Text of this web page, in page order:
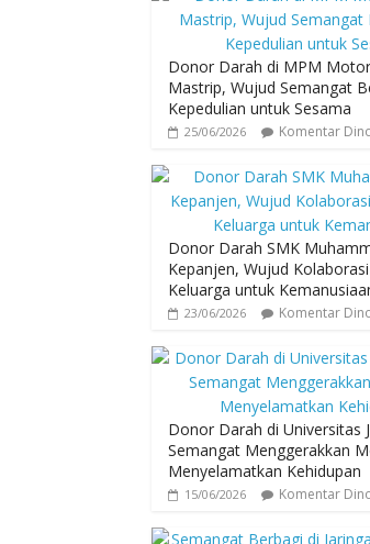
Donor Darah di MPM
Mastrip, Wujud Semangat
Kepedulian untuk Sesama
25/06/2026 Komentar
Donor Darah SMK
Kepanjen, Wujud
Keluarga untuk
23/06/2026 Komentar
Donor Darah di Universitas
Semangat Menggerakkan
Menyelamatkan Kehidupan
15/06/2026 Komentar